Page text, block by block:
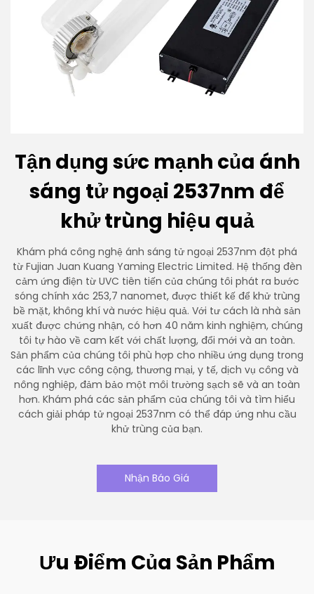
Tận dụng sức mạnh của ánh
sáng tử ngoại 2537nm để
khử trùng hiệu quả
Khám phá công nghệ ánh sáng tử ngoại 2537nm đột phá
từ Fujian Juan Kuang Yaming Electric Limited. Hệ thống đèn
cảm ứng điện từ UVC tiên tiến của chúng tôi phát ra bước
sóng chính xác 253,7 nanomet, được thiết kế để khử trùng
bề mặt, không khí và nước hiệu quả. Với tư cách là nhà sản
xuất được chứng nhận, có hơn 40 năm kinh nghiệm, chúng
tôi tự hào về cam kết với chất lượng, đổi mới và an toàn.
Sản phẩm của chúng tôi phù hợp cho nhiều ứng dụng trong
các lĩnh vực công cộng, thương mại, y tế, dịch vụ công và
nông nghiệp, đảm bảo một môi trường sạch sẽ và an toàn
hơn. Khám phá các sản phẩm của chúng tôi và tìm hiểu
cách giải pháp tử ngoại 2537nm có thể đáp ứng nhu cầu
khử trùng của bạn.
Nhận Báo Giá
Ưu Điểm Của Sản Phẩm